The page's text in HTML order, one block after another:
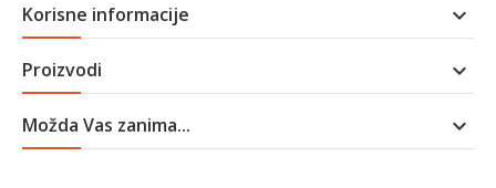
Korisne informacije 
Proizvodi 
Možda Vas zanima... 